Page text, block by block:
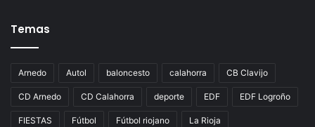
Temas
Arnedo Autol baloncesto calahorra CB Clavijo
CD Arnedo CD Calahorra deporte EDF EDF Logroño
FIESTAS Fútbol Fútbol riojano La Rioja